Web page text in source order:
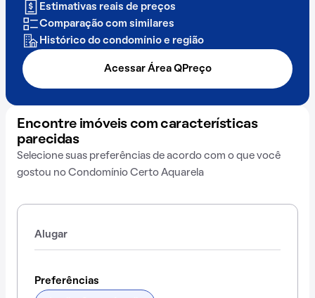
Estimativas reais de preços
Comparação com similares
Histórico do condomínio e região
Acessar Área QPreço
Encontre imóveis com características
parecidas
Selecione suas preferências de acordo com o que você
gostou no Condomínio Certo Aquarela
Alugar
Preferências